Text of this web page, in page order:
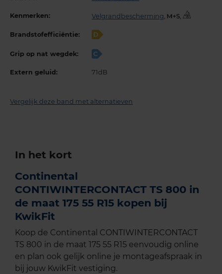
Kenmerken: Velgrandbescherming, ,
Brandstofefficiëntie: D
Grip op nat wegdek: C
Extern geluid: 71dB
Vergelijk deze band met alternatieven
In het kort
Continental
CONTIWINTERCONTACT TS 800 in
de maat 175 55 R15 kopen bij
KwikFit
Koop de Continental CONTIWINTERCONTACT
TS 800 in de maat 175 55 R15 eenvoudig online
en plan ook gelijk online je montageafspraak in
bij jouw KwikFit vestiging.